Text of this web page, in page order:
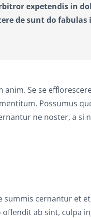
expetendis in
de sunt do fabulas
Se se
Possumus
ne noster, a si
summis cernantur et
ab sint, culpa